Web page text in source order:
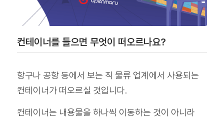
컨테이너를 들으면 무엇이 떠오르나요?
항구나 공항 등에서 보는 직 물류 업계에서 사용되는
컨테이너가 떠오르실 것입니다.
컨테이너는 내용물을 하나씩 이동하는 것이 아니라